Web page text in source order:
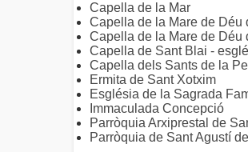
Capella de la Mar
Capella de la Mare de Déu
Capella de la Mare de Déu
Capella de Sant Blai -
Capella dels Sants de la
Ermita de Sant Xotxim
Església de la Sagrada
Immaculada Concepció
Parròquia Arxiprestal de
Parròquia de Sant Agustí